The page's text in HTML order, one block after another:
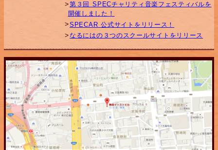
第３回 SPECチャリティ音楽フェスティバルを
開催しました！
SPECAR 公式サイトをリリース！
なるにはの３つのスクールサイトをリリース